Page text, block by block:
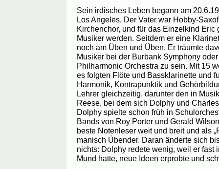
Sein irdisches Leben begann am
Los Angeles. Der Vater war Hobby-
Kirchenchor, und für das Einzelkind Eric
Musiker werden. Seitdem er eine
noch am Üben und Üben. Er träumte
Musiker bei der Burbank Symphony
Philharmonic Orchestra zu sein. Mit 15
es folgten Flöte und Bassklarinette und
Harmonik, Kontrapunktik und
Lehrer gleichzeitig, darunter den in
Reese, bei dem sich Dolphy und
Dolphy spielte schon früh in
Bands von Roy Porter und Gerald
beste Notenleser weit und breit und als
manisch Übender. Daran änderte sich
nichts: Dolphy redete wenig, weil er fast
Mund hatte, neue Ideen erprobte und